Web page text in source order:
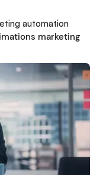
automation
marketing